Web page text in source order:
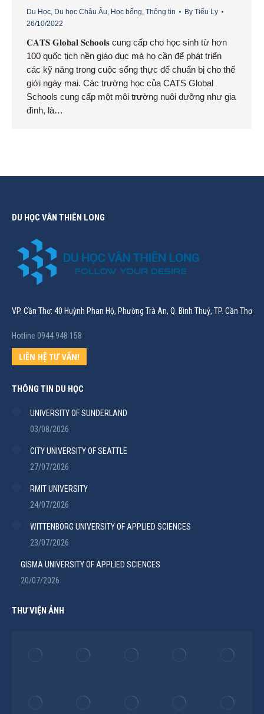
Du Học, Du học Châu Âu, Học bổng, Thông tin By Tiểu Ly
26/10/2022
𝐂𝐀𝐓𝐒 𝐆𝐥𝐨𝐛𝐚𝐥 𝐒𝐜𝐡𝐨𝐨𝐥𝐬 cung cấp cho học sinh từ hơn
100 quốc tịch nền giáo dục mà họ cần để phát triển
các kỹ năng trong cuộc sống thực để chuẩn bị cho thế
giới ngày mai. Các trường học của CATS Global
Schools cung cấp một môi trường nuôi dưỡng như gia
đình, là…
DU HỌC VÂN THIÊN LONG
VP. Cần Thơ: 40 Huỳnh Phan Hộ, Phường Trà An, Q. Bình Thuỷ, TP. Cần Thơ
Hotline 0944 948 158
LIÊN HỆ TƯ VẤN!
THÔNG TIN DU HỌC
UNIVERSITY OF SUNDERLAND
03/08/2026
CITY UNIVERSITY OF SEATTLE
27/07/2026
RMIT UNIVERSITY
24/07/2026
WITTENBORG UNIVERSITY OF APPLIED SCIENCES
23/07/2026
GISMA UNIVERSITY OF APPLIED SCIENCES
20/07/2026
THƯ VIỆN ẢNH